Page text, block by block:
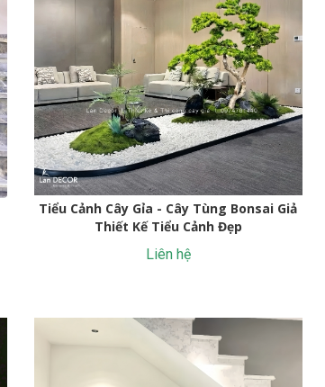
Tiểu Cảnh Cây Gỉa - Cây Tùng Bonsai Giả
Thiết Kế Tiểu Cảnh Đẹp
Liên hệ